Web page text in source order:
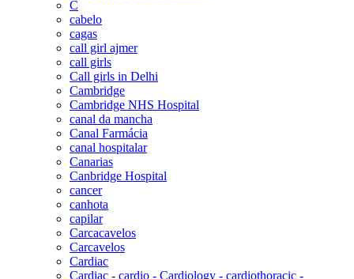
C
cabelo
cagas
call girl ajmer
call girls
Call girls in Delhi
Cambridge
Cambridge NHS Hospital
canal da mancha
Canal Farmácia
canal hospitalar
Canarias
Canbridge Hospital
cancer
canhota
capilar
Carcacavelos
Carcavelos
Cardiac
Cardiac - cardio - Cardiology - cardiothoracic -